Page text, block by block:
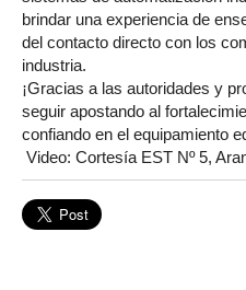
brindar una experiencia de
del contacto directo con los
industria.
¡Gracias a las autoridades y
seguir apostando al
confiando en el equipamiento
Video: Cortesía EST Nº 5,